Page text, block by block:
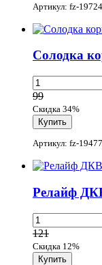
Артикул: fz-
Солодка
99
Скидка 34%
Артикул: fz-
Релайф
121
Скидка 12%